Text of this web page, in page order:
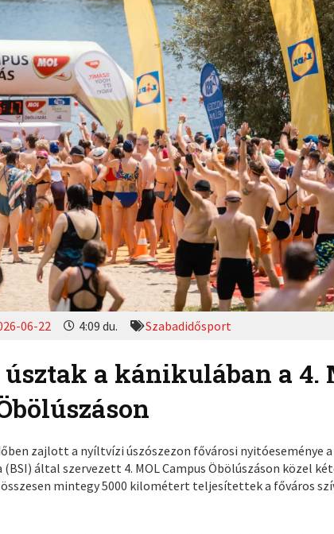
06-22 4:09 du. Szabadidősport
a kánikulában a 4.
zajlott a nyíltvízi úszószezon fővárosi nyitóeseménye
(BSI) által szervezett 4. MOL Campus Öbölúszáson közel
mintegy 5000 kilométert teljesítettek a főváros